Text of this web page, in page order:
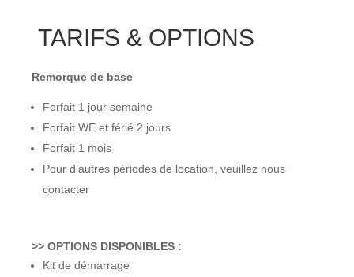
TARIFS & OPTIONS
Remorque de base
Forfait 1 jour semaine
Forfait WE et férié 2 jours
Forfait 1 mois
Pour d’autres périodes de location, veuillez nous
contacter
>> OPTIONS DISPONIBLES :
Kit de démarrage